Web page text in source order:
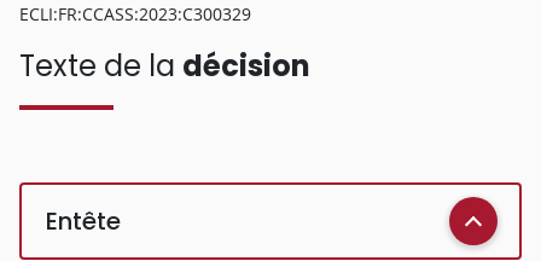
ECLI:FR:CCASS:2023:C300329
Texte de la décision
Entête